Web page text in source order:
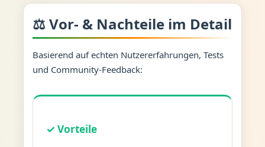
⚖️ Vor- & Nachteile im Detail
Basierend auf echten Nutzererfahrungen, Tests
und Community-Feedback:
✓ Vorteile